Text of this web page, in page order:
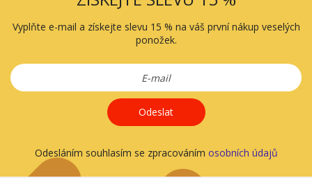
Vyplňte e-mail a získejte slevu 15 % na váš první nákup veselých
ponožek.
Odeslat
Odesláním souhlasím se zpracováním osobních údajů